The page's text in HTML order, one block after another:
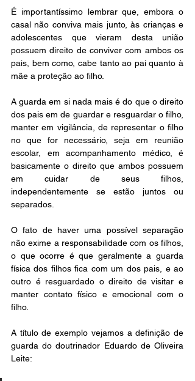
É importantíssimo lembrar que, embora o
casal não conviva mais junto, às crianças e
adolescentes que vieram desta união
possuem direito de conviver com ambos os
pais, bem como, cabe tanto ao pai quanto à
mãe a proteção ao filho.
A guarda em si nada mais é do que o direito
dos pais em de guardar e resguardar o filho,
manter em vigilância, de representar o filho
no que for necessário, seja em reunião
escolar, em acompanhamento médico, é
basicamente o direito que ambos possuem
em cuidar de seus filhos,
independentemente se estão juntos ou
separados.
O fato de haver uma possível separação
não exime a responsabilidade com os filhos,
o que ocorre é que geralmente a guarda
física dos filhos fica com um dos pais, e ao
outro é resguardado o direito de visitar e
manter contato físico e emocional com o
filho.
A título de exemplo vejamos a definição de
guarda do doutrinador Eduardo de Oliveira
Leite: